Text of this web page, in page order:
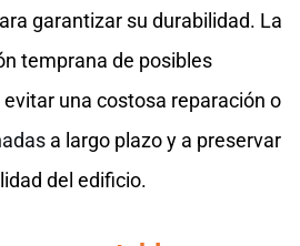
garantizar su durabilidad. La
temprana de posibles
una costosa reparación o
a largo plazo y a preservar
del edificio.